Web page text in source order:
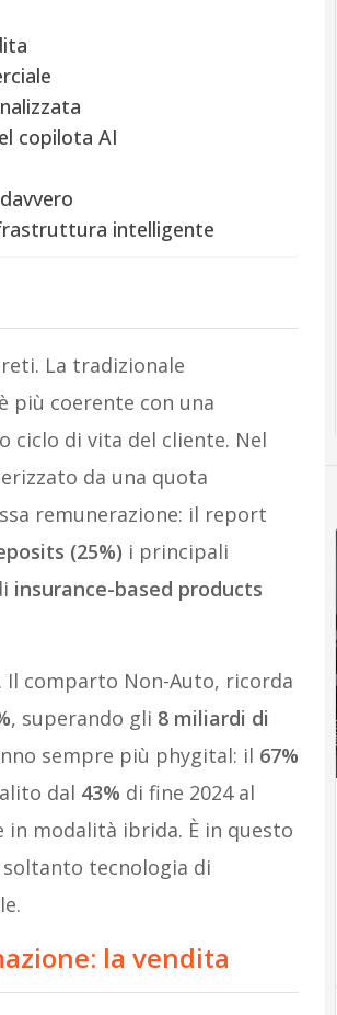
copilota AI
intelligente
La tradizionale
più coerente con una
ciclo di vita del cliente. Nel
da una quota
remunerazione: il report
(25%) i principali
insurance-based products
comparto Non-Auto, ricorda
, superando gli 8 miliardi di
sempre più phygital: il 67%
dal 43% di fine 2024 al
in modalità ibrida. È in questo
soltanto tecnologia di
la vendita